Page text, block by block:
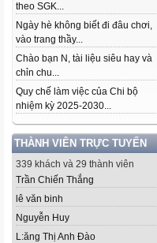
theo SGK...
Ngày hè không biết đi đâu chơi,
vào trang thầy...
Chào bạn N, tài liệu siêu hay và
chỉn chu...
Quy chế làm việc của Chi bộ
nhiệm kỳ 2025-2030...
THÀNH VIÊN TRỰC TUYẾN
339 khách và 29 thành viên
Trần Chiến Thắng
lê văn binh
Nguyễn Huy
L:ăng Thị Anh Đào